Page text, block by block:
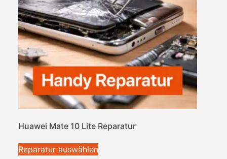
Huawei Mate 10 Lite Reparatur
Reparatur auswählen